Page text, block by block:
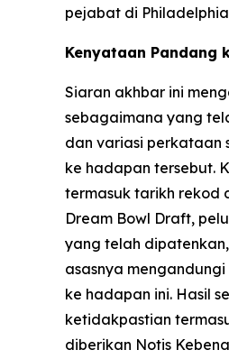
pejabat di
Kenyataan Pandang
Siaran akhbar ini
sebagaimana yang
dan variasi perkataan
ke hadapan tersebut.
termasuk tarikh rekod
Dream Bowl Draft,
yang telah
asasnya
ke hadapan ini. Hasil
ketidakpastian
diberikan Notis